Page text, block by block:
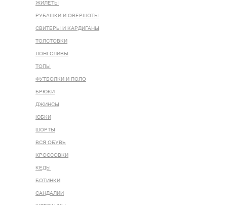
ЖИЛЕТЫ
РУБАШКИ И ОВЕРШОТЫ
СВИТЕРЫ И КАРДИГАНЫ
ТОЛСТОВКИ
ЛОНГСЛИВЫ
ТОПЫ
ФУТБОЛКИ И ПОЛО
БРЮКИ
ДЖИНСЫ
ЮБКИ
ШОРТЫ
ВСЯ ОБУВЬ
КРОССОВКИ
КЕДЫ
БОТИНКИ
САНДАЛИИ